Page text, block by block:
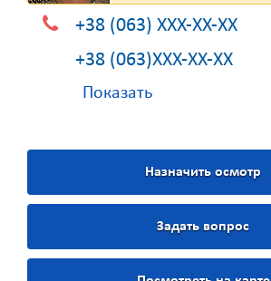
+38 (063) XXX-XX-XX
+38 (063)XXX-XX-XX
Показать
Назначить осмотр
Задать вопрос